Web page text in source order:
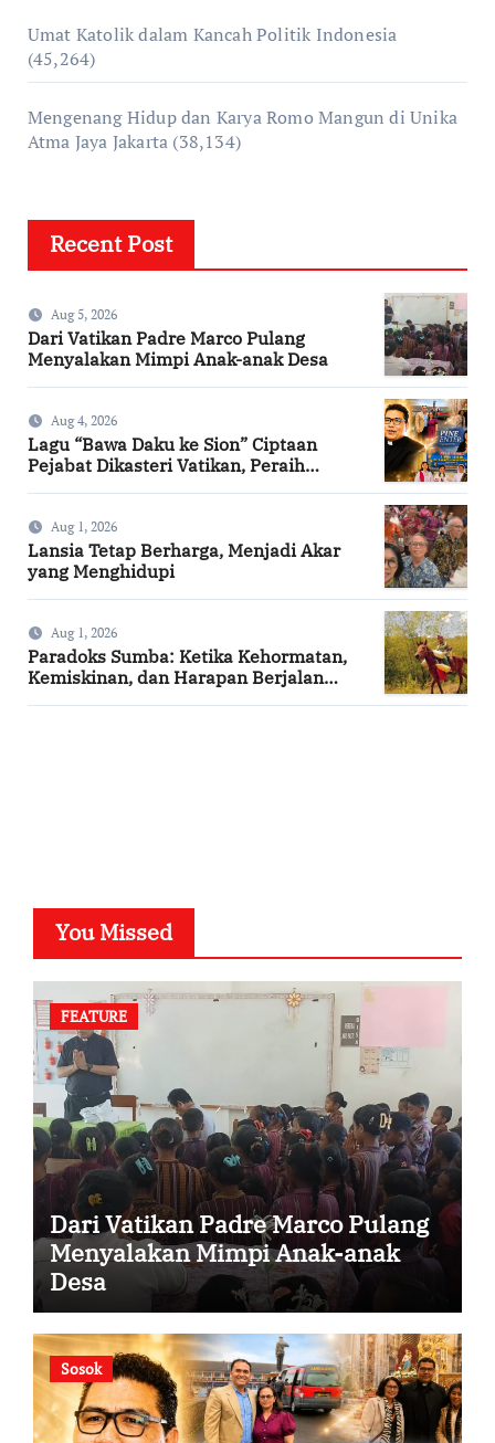
Umat Katolik dalam Kancah Politik Indonesia
(45,264)
Mengenang Hidup dan Karya Romo Mangun di Unika
Atma Jaya Jakarta (38,134)
Recent Post
Aug 5, 2026
Dari Vatikan Padre Marco Pulang
Menyalakan Mimpi Anak-anak Desa
Aug 4, 2026
Lagu “Bawa Daku ke Sion” Ciptaan
Pejabat Dikasteri Vatikan, Peraih
Aug 1, 2026
Lansia Tetap Berharga, Menjadi Akar
yang Menghidupi
Aug 1, 2026
Paradoks Sumba: Ketika Kehormatan,
Kemiskinan, dan Harapan Berjalan
You Missed
FEATURE
Dari Vatikan Padre Marco Pulang
Menyalakan Mimpi Anak-anak
Desa
Sosok